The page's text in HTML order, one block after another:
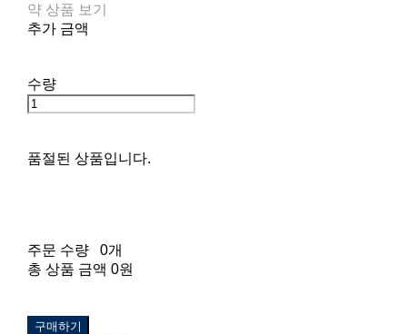
약 상품 보기
추가 금액
수량
품절된 상품입니다.
주문 수량
0개
총 상품 금액 0원
구매하기